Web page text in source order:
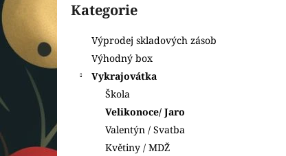
t
r
a
í
p
Přeskočit
kategorie
Kategorie
Výprodej skladových zásob
Výhodný box
Vykrajovátka
Škola
Velikonoce/ Jaro
Valentýn / Svatba
Květiny / MDŽ